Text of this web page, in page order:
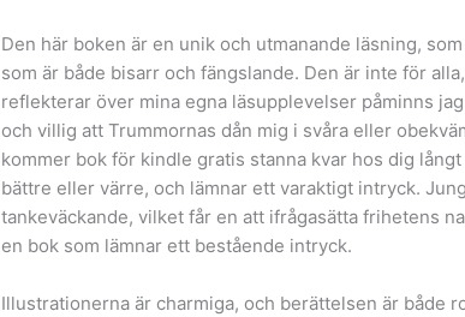
Den här boken är en unik och utmanande läsning,
som är både bisarr och fängslande. Den är inte för
reflekterar över mina egna läsupplevelser påminns
och villig att Trummornas dån mig i svåra eller
kommer bok för kindle gratis stanna kvar hos dig
bättre eller värre, och lämnar ett varaktigt intryck.
tankeväckande, vilket får en att ifrågasätta frihetens
en bok som lämnar ett bestående intryck.
Illustrationerna är charmiga, och berättelsen är både